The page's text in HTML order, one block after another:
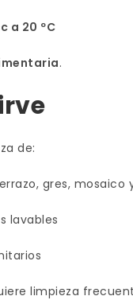
a 20 ºC
.
de:
gres, mosaico
lavables
limpieza